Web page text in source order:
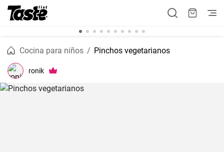
Cocina para niños Pinchos vegetarianos
ronik